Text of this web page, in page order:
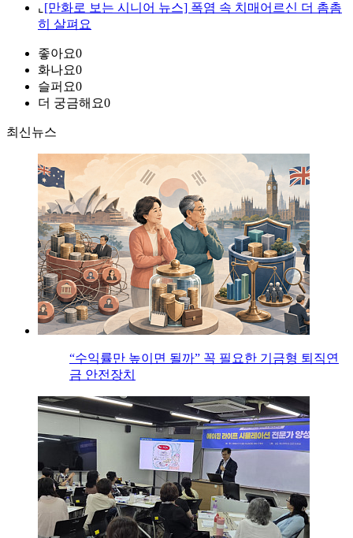
⌞ [만화로 보는 시니어 뉴스] 폭염 속 치매어르신 더 촘촘
히 살펴요
좋아요0
화나요0
슬퍼요0
더 궁금해요0
최신뉴스
“수익률만 높이면 될까” 꼭 필요한 기금형 퇴직연
금 안전장치